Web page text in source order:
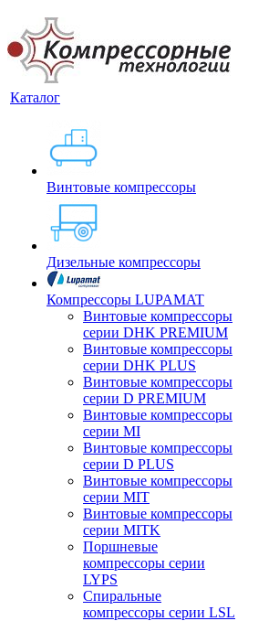
Каталог
Винтовые компрессоры
Дизельные компрессоры
Компрессоры LUPAMAT
Винтовые компрессоры
серии DHK PREMIUM
Винтовые компрессоры
серии DHK PLUS
Винтовые компрессоры
серии D PREMIUM
Винтовые компрессоры
серии MI
Винтовые компрессоры
серии D PLUS
Винтовые компрессоры
серии MIT
Винтовые компрессоры
серии MITK
Поршневые
компрессоры серии
LYPS
Спиральные
компрессоры серии LSL